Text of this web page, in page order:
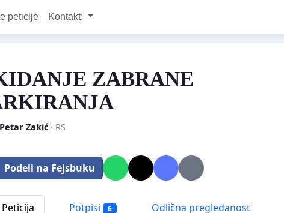
peticije Kontakt:
ZABRANE
Petar Zakić· RS
Podeli na Fejsbuku
Peticija Potpisi 6 Odlična pregledanost